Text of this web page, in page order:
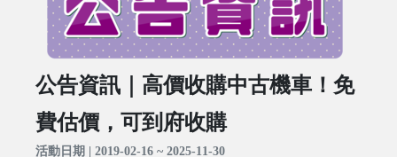
公告資訊｜高價收購中古機車！免
費估價，可到府收購
活動日期 | 2019-02-16 ~ 2025-11-30